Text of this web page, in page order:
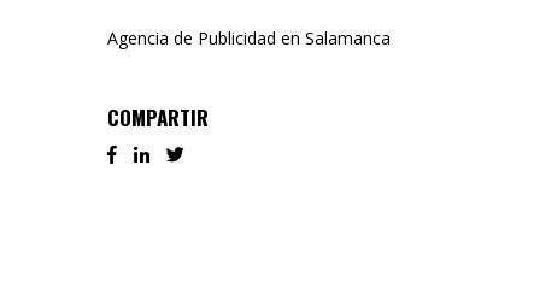
Agencia de Publicidad en Salamanca
COMPARTIR